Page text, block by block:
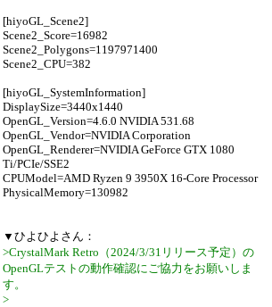
[hiyoGL_Scene2]
Scene2_Score=16982
Scene2_Polygons=1197971400
Scene2_CPU=382
[hiyoGL_SystemInformation]
DisplaySize=3440x1440
OpenGL_Version=4.6.0 NVIDIA 531.68
OpenGL_Vendor=NVIDIA Corporation
OpenGL_Renderer=NVIDIA GeForce GTX 1080
Ti/PCIe/SSE2
CPUModel=AMD Ryzen 9 3950X 16-Core Processor
PhysicalMemory=130982
▼ひよひよさん：
>CrystalMark Retro（2024/3/31リリース予定）の
OpenGLテストの動作確認にご協力をお願いしま
す。
>